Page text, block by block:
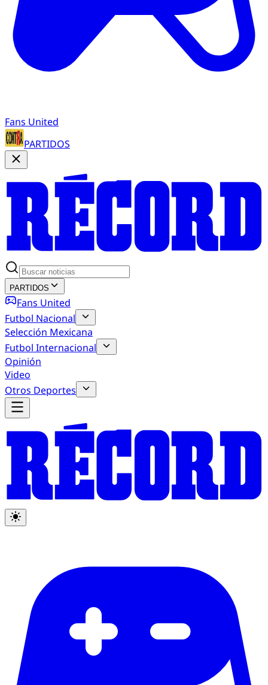
Fans United
PARTIDOS
PARTIDOS
Fans United
Futbol Nacional
Selección Mexicana
Futbol Internacional
Opinión
Video
Otros Deportes